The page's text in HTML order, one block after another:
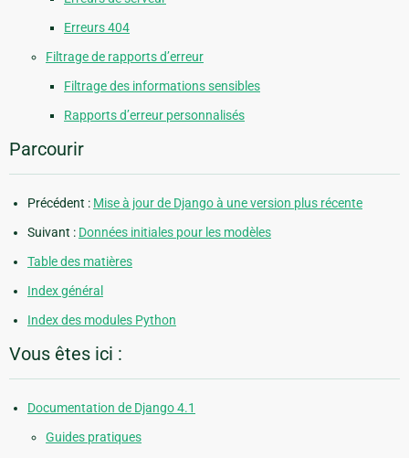
Erreurs 404
Filtrage de rapports d’erreur
Filtrage des informations sensibles
Rapports d’erreur personnalisés
Parcourir
Précédent : Mise à jour de Django à une version plus récente
Suivant : Données initiales pour les modèles
Table des matières
Index général
Index des modules Python
Vous êtes ici :
Documentation de Django 4.1
Guides pratiques